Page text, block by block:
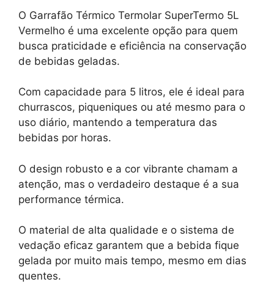
O Garrafão Térmico Termolar SuperTermo 5L
Vermelho é uma excelente opção para quem
busca praticidade e eficiência na conservação
de bebidas geladas.
Com capacidade para 5 litros, ele é ideal para
churrascos, piqueniques ou até mesmo para o
uso diário, mantendo a temperatura das
bebidas por horas.
O design robusto e a cor vibrante chamam a
atenção, mas o verdadeiro destaque é a sua
performance térmica.
O material de alta qualidade e o sistema de
vedação eficaz garantem que a bebida fique
gelada por muito mais tempo, mesmo em dias
quentes.